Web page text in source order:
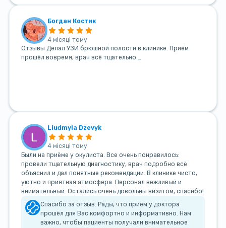
Богдан Костик
4 місяці тому
Отзывы Делал УЗИ брюшной полости в клинике. Приём
прошёл вовремя, врач всё тщательно …
Liudmyla Dzevyk
4 місяці тому
Были на приёме у окулиста. Все очень понравилось:
провели тщательную диагностику, врач подробно всё
объяснил и дал понятные рекомендации. В клинике чисто,
уютно и приятная атмосфера. Персонал вежливый и
внимательный. Остались очень довольны визитом, спасибо!
Спасибо за отзыв. Рады, что прием у доктора
прошёл для Вас комфортно и информативно. Нам
важно, чтобы пациенты получали внимательное